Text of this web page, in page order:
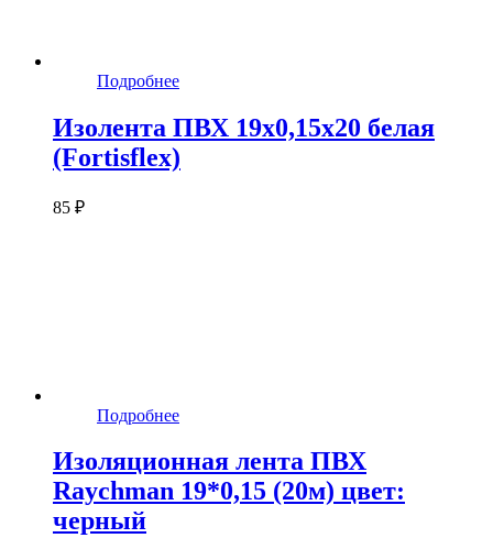
Подробнее
Изолента ПВХ 19х0,15х20 белая
(Fortisflex)
85 ₽
Подробнее
Изоляционная лента ПВХ
Raychman 19*0,15 (20м) цвет:
черный